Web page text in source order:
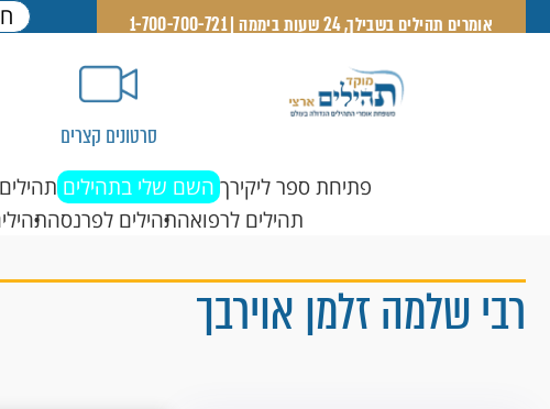
אומרים תהילים בשבילך, 24 שעות ביממה | 1-700-700-721
סרטונים קצרים
פתיחת ספר ליקירך השם שלי בתהילים
תהילים לרפואהתהילים לפרנסה
רבי שלמה זלמן אוירבך